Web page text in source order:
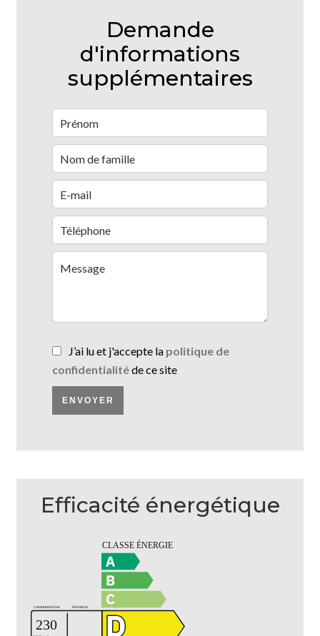
Demande
d'informations
supplémentaires
J’ai lu et j'accepte la politique de
confidentialitéde ce site
ENVOYER
Efficacité énergétique